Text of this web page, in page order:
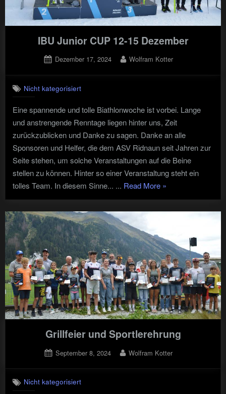
IBU Junior CUP 12-15 Dezember
Posted
Dezember 17, 2024 By
Wolfram Kotter
Nicht kategorisiert
Eine spannende und tolle Biathlonwoche ist vorbei. Lange
und anstrengende Renntage liegen hinter uns, Zeit
zurückzublicken und Danke zu sagen. Danke an alle
Sponsoren und Helfer, die dem ASV Ridnaun seit Jahren zur
Seite stehen, um solche Veranstaltungen auf die Beine
stellen zu können. Hinter so einer Veranstaltung steht ein
tolles Team. In diesem Sinne... ... Read More"IBU
Junior
CUP
15
Dezember"
»
Grillfeier und Sportlerehrung
Posted
September 8, 2024 By
Wolfram Kotter
Nicht kategorisiert